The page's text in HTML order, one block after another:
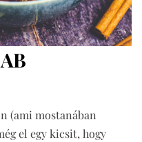
(ami mostanában
el egy kicsit, hogy